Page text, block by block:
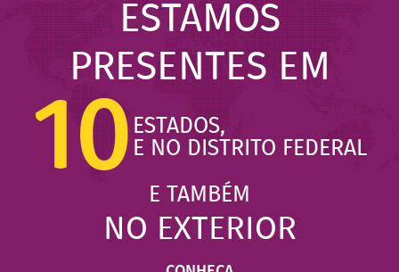
ESTAMOS
PRESENTES EM
10 ESTADOS,
E NO DISTRITO FEDERAL
E TAMBÉM
NO EXTERIOR